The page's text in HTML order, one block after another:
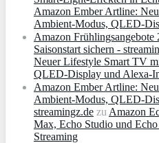
Amazon Ember Artline:
Ambient‑Modus,
Amazon
Saisonstart sichern -
Neuer Lifestyle Smart TV
QLED‑Display und
Amazon Ember Artline:
Ambient‑Modus,
streamingz.de zu Amazon
Max, Echo Studio und
Streaming